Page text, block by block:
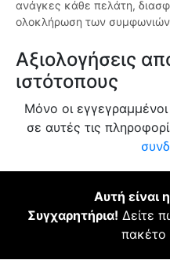
ανάγκες κάθε πελάτη,
ολοκλήρωση των
Αξιολογήσεις
ιστότοπους
Μόνο οι
σε αυτές τις
Αυτή είναι
Συγχαρητήρια! Δείτε
πακέτο